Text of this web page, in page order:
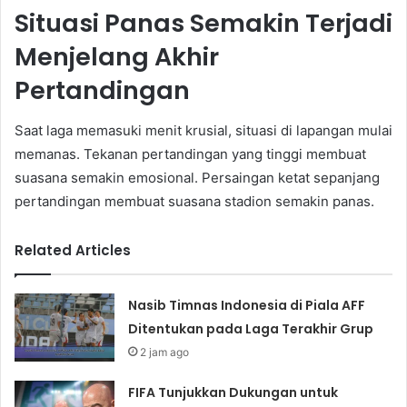
Situasi Panas Semakin Terjadi
Menjelang Akhir
Pertandingan
Saat laga memasuki menit krusial, situasi di lapangan mulai
memanas. Tekanan pertandingan yang tinggi membuat
suasana semakin emosional. Persaingan ketat sepanjang
pertandingan membuat suasana stadion semakin panas.
Related Articles
Nasib Timnas Indonesia di Piala AFF
Ditentukan pada Laga Terakhir Grup
2 jam ago
FIFA Tunjukkan Dukungan untuk